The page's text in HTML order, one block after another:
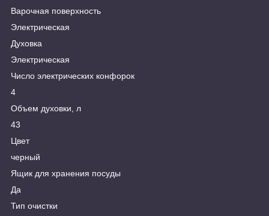
Варочная поверхность
Электрическая
Духовка
Электрическая
Число электрических конфорок
4
Объем духовки, л
43
Цвет
черный
Ящик для хранения посуды
Да
Тип очистки